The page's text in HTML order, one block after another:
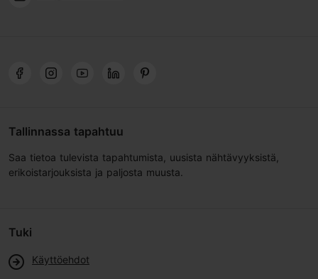
Tallinnassa tapahtuu
Saa tietoa tulevista tapahtumista, uusista nähtävyyksistä,
erikoistarjouksista ja paljosta muusta.
Tuki
Käyttöehdot